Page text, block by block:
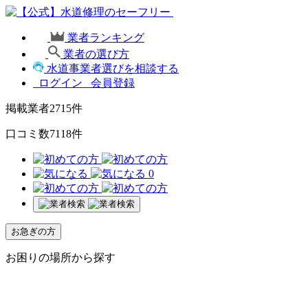
業者ランキング
業者の選び方
水道事業者選びを相談する
ログイン
会員登録
掲載業者2715件
口コミ数7118件
0
お急ぎの方
お困りの場所から探す